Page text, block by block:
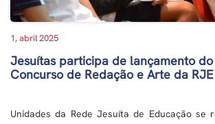
1, abril 2025
Jesuítas participa de lançamento
Concurso de Redação e Arte da RJE
Unidades da Rede Jesuíta de Educação se